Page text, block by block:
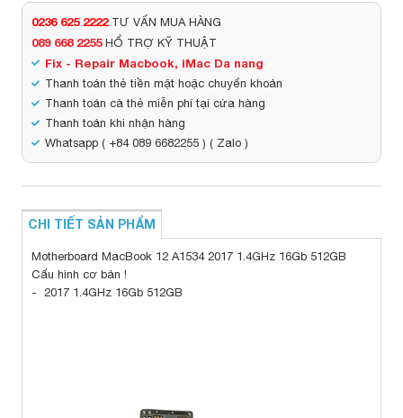
0236 625 2222 TƯ VẤN MUA HÀNG
089 668 2255HỔ TRỢ KỸ THUẬT
Fix - Repair Macbook, iMac Da nang
Thanh toán thẻ tiền mặt hoặc chuyển khoản
Thanh toán cà thẻ miễn phí tại cửa hàng
Thanh toán khi nhận hàng
Whatsapp ( +84 089 6682255 ) ( Zalo )
CHI TIẾT SẢN PHẨM
Motherboard MacBook 12 A1534 2017 1.4GHz 16Gb 512GB
Cấu hình cơ bản !
- 2017 1.4GHz 16Gb 512GB